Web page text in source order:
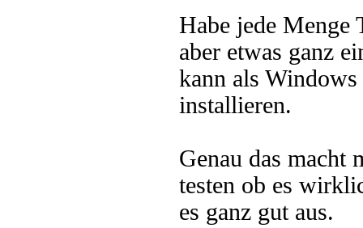
Habe jede Menge
aber etwas ganz
kann als
installieren.
Genau das
testen ob es
es ganz gut aus.